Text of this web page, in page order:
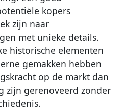
kopers
zijn naar
met unieke details.
historische elementen
gemakken hebben
op de markt dan
zijn gerenoveerd zonder